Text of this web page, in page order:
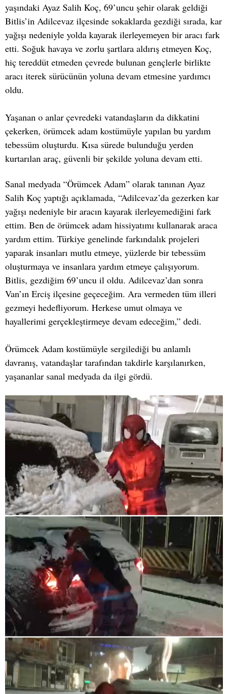
yaşındaki Ayaz Salih Koç, 69’uncu şehir olarak geldiği
Bitlis’in Adilcevaz ilçesinde sokaklarda gezdiği sırada, kar
yağışı nedeniyle yolda kayarak ilerleyemeyen bir aracı fark
etti. Soğuk havaya ve zorlu şartlara aldırış etmeyen Koç,
hiç tereddüt etmeden çevrede bulunan gençlerle birlikte
aracı iterek sürücünün yoluna devam etmesine yardımcı
oldu.
Yaşanan o anlar çevredeki vatandaşların da dikkatini
çekerken, örümcek adam kostümüyle yapılan bu yardım
tebessüm oluşturdu. Kısa sürede bulunduğu yerden
kurtarılan araç, güvenli bir şekilde yoluna devam etti.
Sanal medyada “Örümcek Adam” olarak tanınan Ayaz
Salih Koç yaptığı açıklamada, “Adilcevaz’da gezerken kar
yağışı nedeniyle bir aracın kayarak ilerleyemediğini fark
ettim. Ben de örümcek adam hissiyatımı kullanarak araca
yardım ettim. Türkiye genelinde farkındalık projeleri
yaparak insanları mutlu etmeye, yüzlerde bir tebessüm
oluşturmaya ve insanlara yardım etmeye çalışıyorum.
Bitlis, gezdiğim 69’uncu il oldu. Adilcevaz’dan sonra
Van’ın Erciş ilçesine geçeceğim. Ara vermeden tüm illeri
gezmeyi hedefliyorum. Herkese umut olmaya ve
hayallerimi gerçekleştirmeye devam edeceğim,” dedi.
Örümcek Adam kostümüyle sergilediği bu anlamlı
davranış, vatandaşlar tarafından takdirle karşılanırken,
yaşananlar sanal medyada da ilgi gördü.